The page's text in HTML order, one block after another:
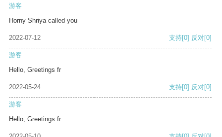
游客
Horny Shriya called you
2022-07-12 支持[0] 反对[0]
游客
Hello, Greetings fr
2022-05-24 支持[0] 反对[0]
游客
Hello, Greetings fr